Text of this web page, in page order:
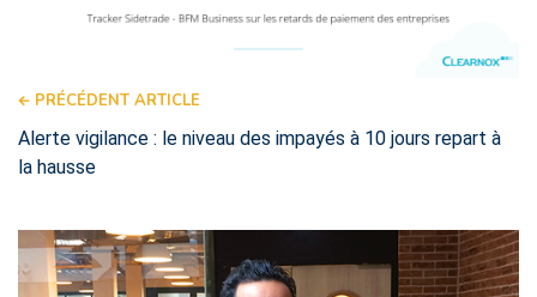
PRÉCÉDENT ARTICLE
Alerte vigilance : le niveau des impayés à 10 jours repart à
la hausse